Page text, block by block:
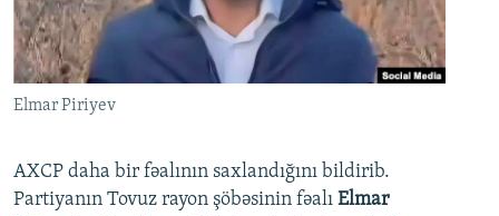
Elmar Piriyev
AXCP daha bir fəalının saxlandığını bildirib.
Partiyanın Tovuz rayon şöbəsinin fəalı Elmar